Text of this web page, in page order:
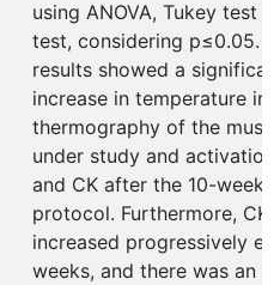
using ANOVA, Tukey test
test, considering p≤0.05.
results showed a
increase in temperature in
thermography of the
under study and activation
and CK after the 10-week
protocol. Furthermore, CK
increased progressively
weeks, and there was an